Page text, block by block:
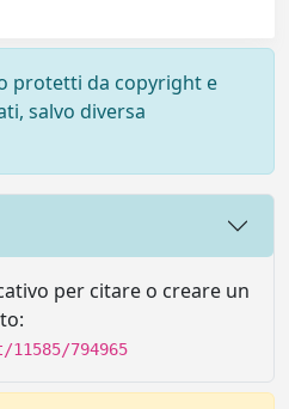
protetti da copyright e
salvo diversa
per citare o creare un
794965